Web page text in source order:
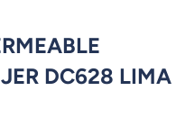
DC628 LIMA